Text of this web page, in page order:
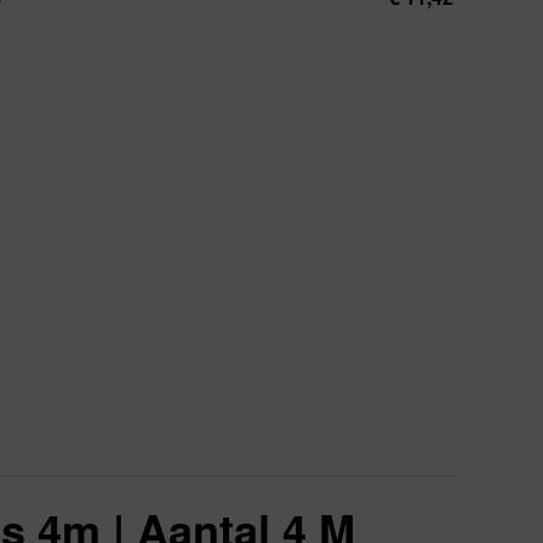
4m | Aantal 4 M